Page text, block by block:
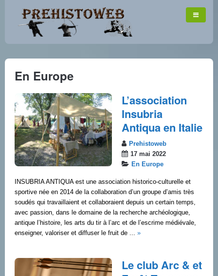
En Europe
L’association
Insubria
Antiqua en Italie
Prehistoweb
17 mai 2022
En Europe
INSUBRIA ANTIQUA est une association historico-culturelle et
sportive née en 2014 de la collaboration d’un groupe d’amis très
soudés qui travaillaient et collaboraient depuis un certain temps,
avec passion, dans le domaine de la recherche archéologique,
antique l’histoire, les arts du tir à l’arc et de l’escrime médiévale,
enseigner, valoriser et diffuser le fruit de ... »
Le club Arc & et